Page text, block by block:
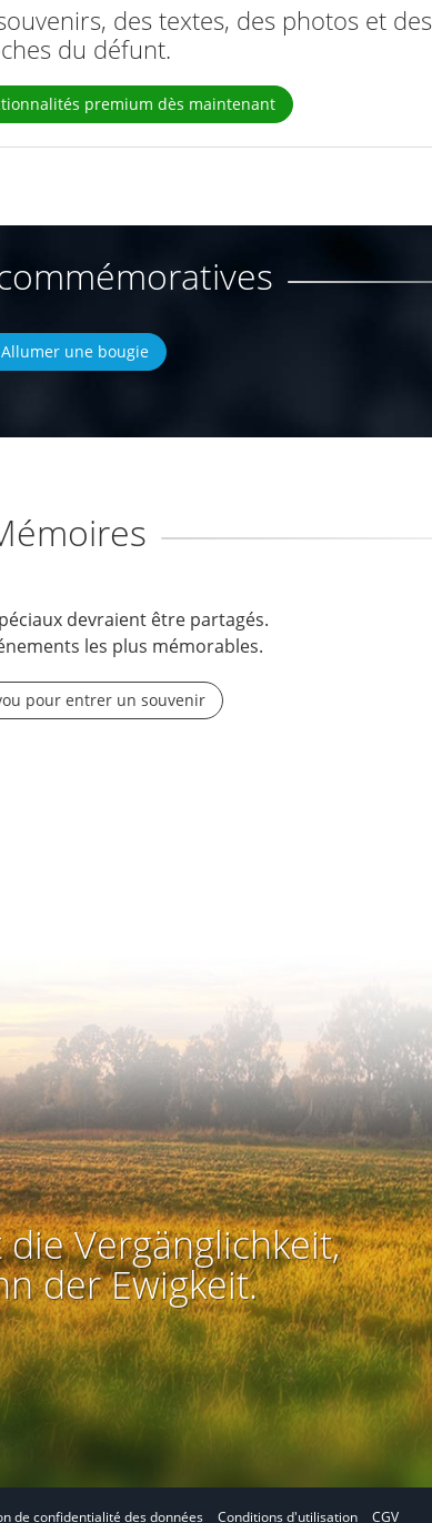
des textes, des photos et
du défunt.
premium dès maintenant
Allumer une bougie
devraient être partagés.
les plus mémorables.
pour entrer un souvenir
Vergänglichkeit,
der Ewigkeit.
de confidentialité des données Conditions d'utilisation CGV